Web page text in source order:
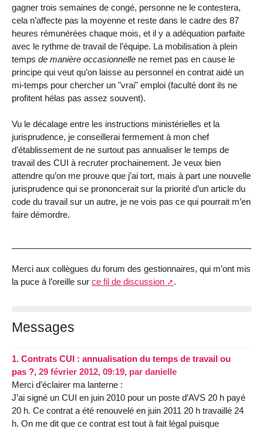
gagner trois semaines de congé, personne ne le contestera,
cela n’affecte pas la moyenne et reste dans le cadre des 87
heures rémunérées chaque mois, et il y a adéquation parfaite
avec le rythme de travail de l’équipe. La mobilisation à plein
temps de manière occasionnelle ne remet pas en cause le
principe qui veut qu’on laisse au personnel en contrat aidé un
mi-temps pour chercher un "vrai" emploi (faculté dont ils ne
profitent hélas pas assez souvent).
Vu le décalage entre les instructions ministérielles et la
jurisprudence, je conseillerai fermement à mon chef
d’établissement de ne surtout pas annualiser le temps de
travail des CUI à recruter prochainement. Je veux bien
attendre qu’on me prouve que j’ai tort, mais à part une nouvelle
jurisprudence qui se prononcerait sur la priorité d’un article du
code du travail sur un autre, je ne vois pas ce qui pourrait m’en
faire démordre.
Merci aux collègues du forum des gestionnaires, qui m’ont mis
la puce à l’oreille sur ce fil de discussion .
Messages
1. Contrats CUI : annualisation du temps de travail ou
pas ?, 29 février 2012, 09:19, par danielle
Merci d’éclairer ma lanterne :
J’ai signé un CUI en juin 2010 pour un poste d’AVS 20 h payé
20 h. Ce contrat a été renouvelé en juin 2011 20 h travaillé 24
h. On me dit que ce contrat est tout à fait légal puisque